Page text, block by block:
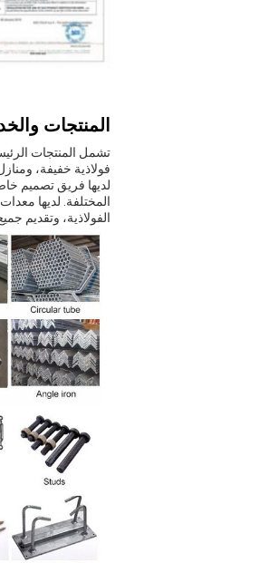
المنتجات
فولاذية خفيفة،
لديها فريق تصميم
المختلفة. لديها
الفولاذية، وتقديم